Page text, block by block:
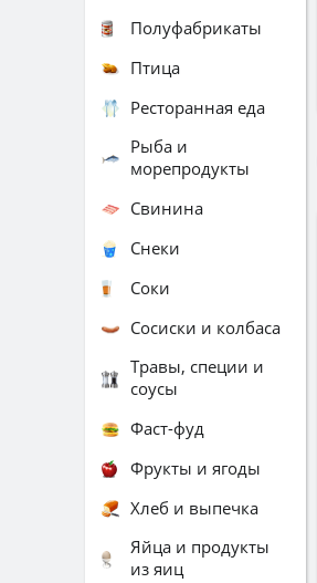
Полуфабрикаты
Птица
Ресторанная еда
Рыба и
морепродукты
Свинина
Снеки
Соки
Сосиски и колбаса
Травы, специи и
соусы
Фаст-фуд
Фрукты и ягоды
Хлеб и выпечка
Яйца и продукты
из яиц